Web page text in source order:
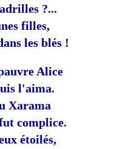
?...
filles,
les blés !
Alice
l'aima.
Xarama
complice.
étoilés,